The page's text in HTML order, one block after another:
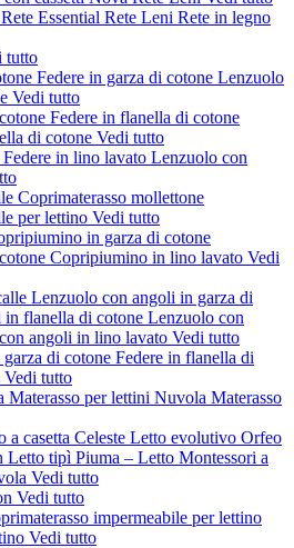
Rete Essential Rete Leni Rete in legno
tutto
Federe in garza di cotone Lenzuolo
Vedi tutto
Federe in flanella di cotone
di cotone Vedi tutto
Federe in lino lavato Lenzuolo con
Coprimaterasso mollettone
per lettino Vedi tutto
in garza di cotone
Copripiumino in lino lavato Vedi
Lenzuolo con angoli in garza di
flanella di cotone Lenzuolo con
angoli in lino lavato Vedi tutto
garza di cotone Federe in flanella di
Vedi tutto
Materasso per lettini Nuvola Materasso
a casetta Celeste Letto evolutivo Orfeo
Letto tipì Piuma – Letto Montessori a
Vedi tutto
Vedi tutto
impermeabile per lettino
Vedi tutto